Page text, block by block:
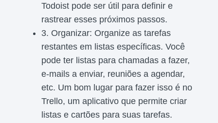
Todoist pode ser útil para definir e
rastrear esses próximos passos.
3. Organizar: Organize as tarefas
restantes em listas específicas. Você
pode ter listas para chamadas a fazer,
e-mails a enviar, reuniões a agendar,
etc. Um bom lugar para fazer isso é no
Trello, um aplicativo que permite criar
listas e cartões para suas tarefas.